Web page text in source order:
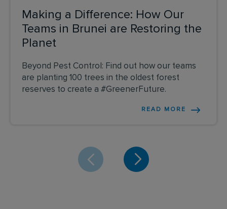
Making a Difference: How Our
Teams in Brunei are Restoring the
Planet
Beyond Pest Control: Find out how our teams
are planting 100 trees in the oldest forest
reserves to create a #GreenerFuture.
READ MORE